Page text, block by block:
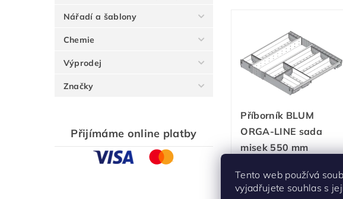
Nářadí a šablony
Chemie
Výprodej
Značky
Přijímáme online platby
Příborník BLUM
ORGA-LINE sada
misek 550 mm
Skladem u dodavatele -
3-5 dnů
Tento web používá
vyjadřujete souhlas s